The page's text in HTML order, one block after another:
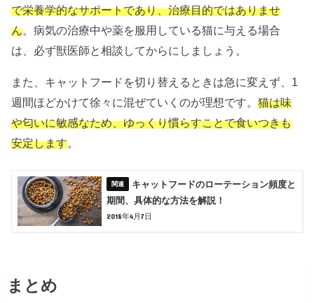
で栄養学的なサポートであり、治療目的ではありませ
ん 。病気の治療中や薬を服用している猫に与える場合
は、必ず獣医師と相談してからにしましょう。
また、キャットフードを切り替えるときは急に変えず、1
週間ほどかけて徐々に混ぜていくのが理想です。猫は味
や匂いに敏感なため、ゆっくり慣らすことで食いつきも
安定します。
キャットフードのローテーション頻度と
期間、具体的な方法を解説！
2018年4月7日
まとめ